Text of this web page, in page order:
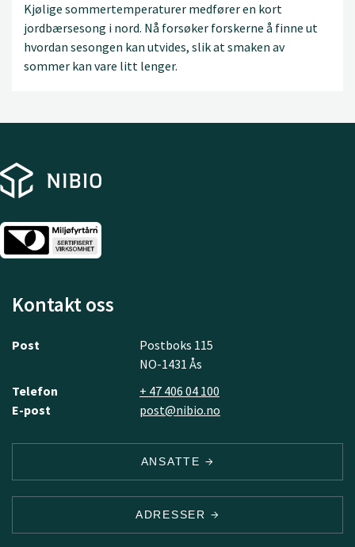
Kjølige sommertemperaturer medfører en kort
jordbærsesong i nord. Nå forsøker forskerne å finne ut
hvordan sesongen kan utvides, slik at smaken av
sommer kan vare litt lenger.
Kontakt oss
Post
Postboks 115
NO-1431 Ås
Telefon
+ 47 406 04 100
E-post
post@nibio.no
ANSATTE
ADRESSER